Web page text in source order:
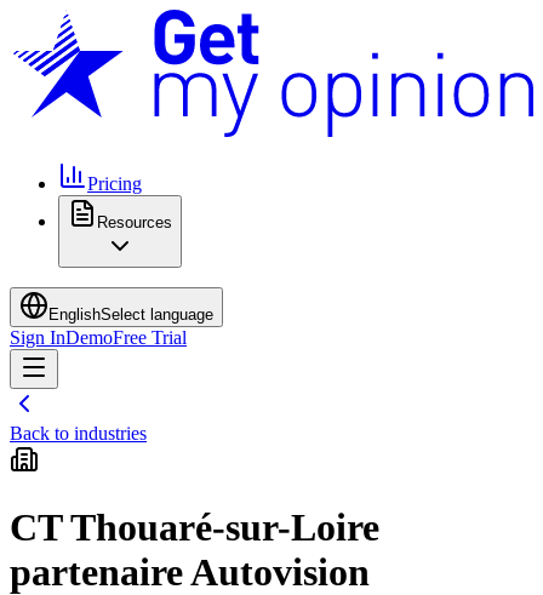
Pricing
Resources
EnglishSelect language
Sign InDemoFree Trial
Back to industries
CT Thouaré-sur-Loire
partenaire Autovision